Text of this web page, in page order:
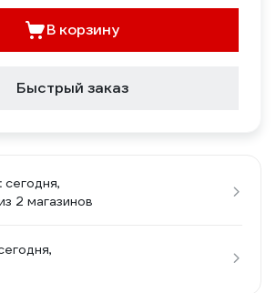
В корзину
Быстрый заказ
сегодня,
2 магазинов